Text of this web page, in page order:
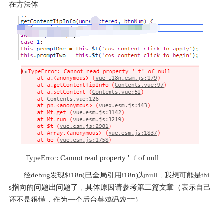
在方法体
TypeError: Cannot read property '_t' of null
经debug发现$i18n(已全局引用i18n)为null，我想可能是thi
s指向的问题出问题了，具体原因请参考第二篇文章（表示自己
还不是很懂，作为一个后台菜鸡码农==）